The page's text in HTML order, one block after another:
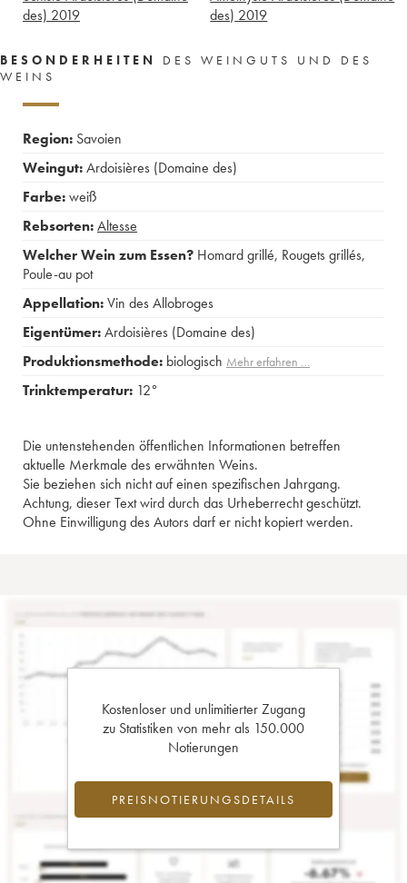
des) 2019
des) 2019
BESONDERHEITEN
DES WEINGUTS UND DES
WEINS
Region: Savoien
Weingut:Ardoisières (Domaine des)
Farbe:weiß
Rebsorten:Altesse
Welcher Wein zum Essen? Homard grillé, Rougets grillés,
Poule-au pot
Appellation:Vin des Allobroges
Eigentümer:Ardoisières (Domaine des)
Produktionsmethode: biologisch Mehr erfahren …
Trinktemperatur: 12°
Die untenstehenden öffentlichen Informationen betreffen
aktuelle Merkmale des erwähnten Weins.
Sie beziehen sich nicht auf einen spezifischen Jahrgang.
Achtung, dieser Text wird durch das Urheberrecht geschützt.
Ohne Einwilligung des Autors darf er nicht kopiert werden.
Kostenloser und unlimitierter Zugang
zu Statistiken von mehr als 150.000
Notierungen
PREISNOTIERUNGSDETAILS